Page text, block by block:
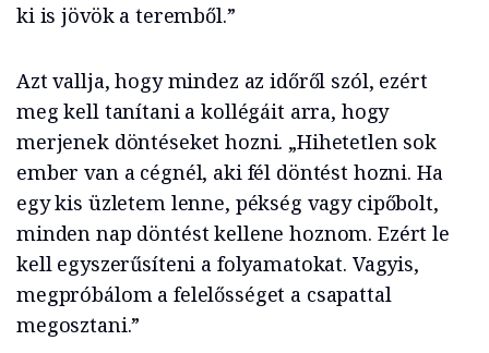
ki is jövök a teremből.”
Azt vallja, hogy mindez az időről szól, ezért
meg kell tanítani a kollégáit arra, hogy
merjenek döntéseket hozni. „Hihetetlen sok
ember van a cégnél, aki fél döntést hozni. Ha
egy kis üzletem lenne, pékség vagy cipőbolt,
minden nap döntést kellene hoznom. Ezért le
kell egyszerűsíteni a folyamatokat. Vagyis,
megpróbálom a felelősséget a csapattal
megosztani.”